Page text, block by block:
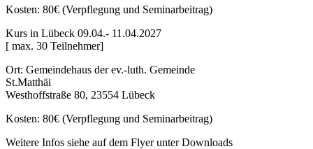
Kosten: 80€ (Verpflegung und Seminarbeitrag)
Kurs in Lübeck 09.04.- 11.04.2027
[ max. 30 Teilnehmer]
Ort: Gemeindehaus der ev.-luth. Gemeinde
St.Matthäi
Westhoffstraße 80, 23554 Lübeck
Kosten: 80€ (Verpflegung und Seminarbeitrag)
Weitere Infos siehe auf dem Flyer unter Downloads